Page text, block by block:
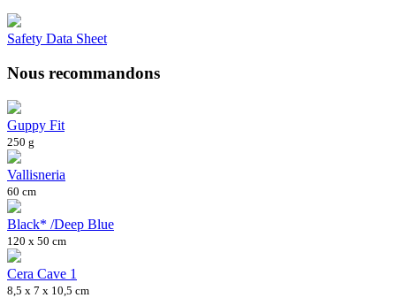
Safety Data Sheet
Nous recommandons
Guppy Fit
250 g
Vallisneria
60 cm
Black* /Deep Blue
120 x 50 cm
Cera Cave 1
8,5 x 7 x 10,5 cm